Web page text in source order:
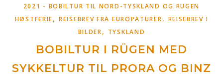
2021 - BOBILTUR TIL NORD-TYSKLAND OG RUGEN
HØSTFERIE,REISEBREV FRA EUROPATURER, REISEBREV I
BILDER, TYSKLAND
BOBILTUR I RÜGEN MED
SYKKELTUR TIL PRORA OG BINZ